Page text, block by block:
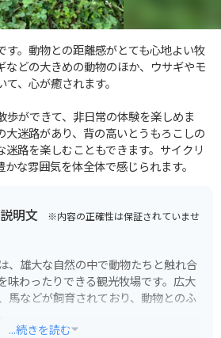
す。動物との距離感がとても心地よい牧
などの大きめの動物のほか、ウサギやモ
、心が癒されます。
歩ができて、非日常の体験を楽しめま
大迷路があり、背の高いとうもろこしの
路を楽しむこともできます。サイクリ
な雰囲気を体全体で感じられます。
明文 ※内容の正確性は保証されていませ
、雄大な自然の中で動物たちと触れ合
味わったりできる観光牧場です。広大
馬などが飼育されており、動物とのふ
...続きを読む